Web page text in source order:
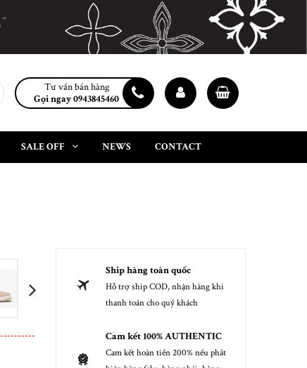
Tư vấn bán hàng
Gọi ngay 0943845460
SALE OFF NEWS CONTACT
next
Ship hàng toàn quốc
Hỗ trợ ship COD, nhận hàng khi
thanh toán cho quý khách
Cam kết 100% AUTHENTIC
Cam kết hoàn tiền 200% nếu phát